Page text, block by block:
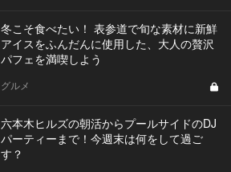
冬こそ食べたい！ 表参道で旬な素材に新鮮
アイスをふんだんに使用した、大人の贅沢
パフェを満喫しよう
グルメ
六本木ヒルズの朝活からプールサイドのDJ
パーティーまで！今週末は何をして過ご
す？